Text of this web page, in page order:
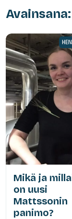
Mikä ja
on uusi
Mattssonin
panimo?